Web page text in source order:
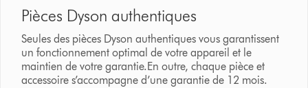
Pièces Dyson authentiques
Seules des pièces Dyson authentiques vous garantissent
un fonctionnement optimal de votre appareil et le
maintien de votre garantie.En outre, chaque pièce et
accessoire s’accompagne d’une garantie de 12 mois.